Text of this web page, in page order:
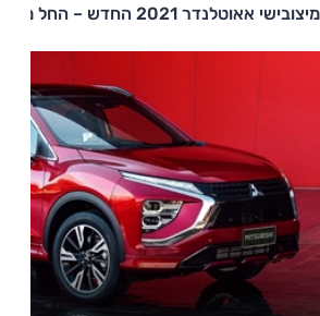
מיצובישי אאוטלנדר 2021 החדש – החל מ-180,000 שקלים